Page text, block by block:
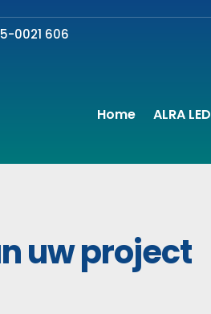
0021 606
Home ALRA LED
uw project